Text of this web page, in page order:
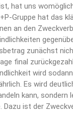
hat uns
Gruppe hat das
an den
zunächst
final
wird
Es wird
kann, sondern
Dazu ist der